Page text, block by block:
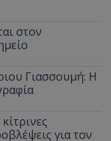
στον
Γιασσουμή: Η
για τον